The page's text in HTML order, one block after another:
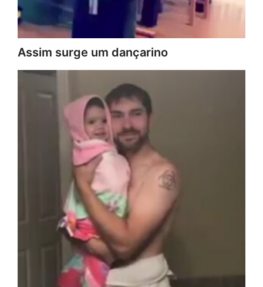
Assim surge um dançarino